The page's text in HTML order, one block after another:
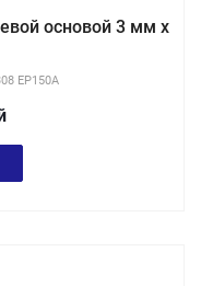
основой 3 мм х
EP150А